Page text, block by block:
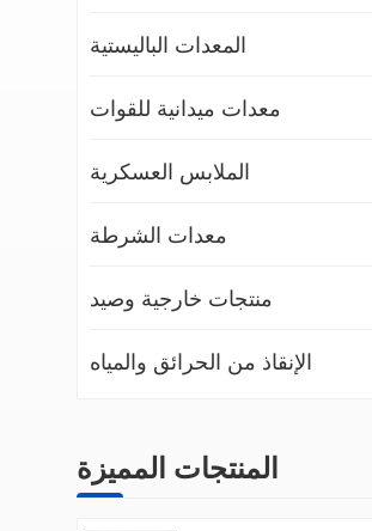
المعدات الباليستية
معدات ميدانية للقوات
الملابس العسكرية
معدات الشرطة
منتجات خارجية وصيد
الإنقاذ من الحرائق والمياه
المنتجات المميزة